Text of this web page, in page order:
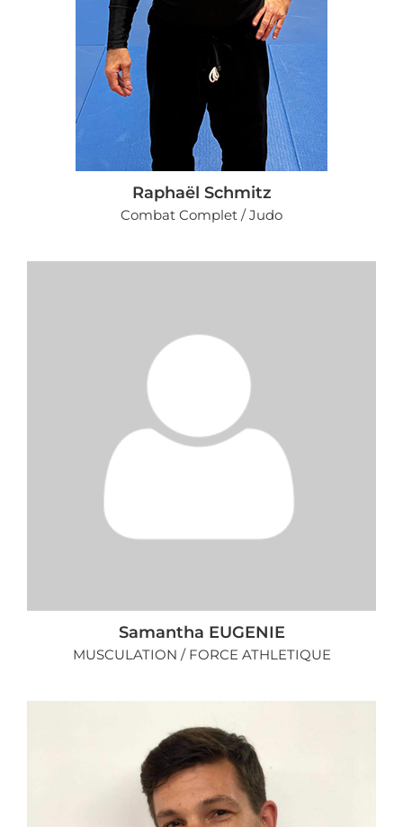
Raphaël Schmitz
Combat Complet / Judo
Samantha EUGENIE
MUSCULATION / FORCE ATHLETIQUE